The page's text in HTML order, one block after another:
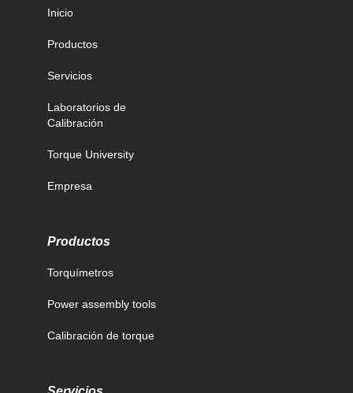
Inicio
Productos
Servicios
Laboratorios de
Calibración
Torque University
Empresa
Productos
Torquímetros
Power assembly tools
Calibración de torque